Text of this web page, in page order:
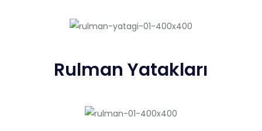
Rulman Yatakları